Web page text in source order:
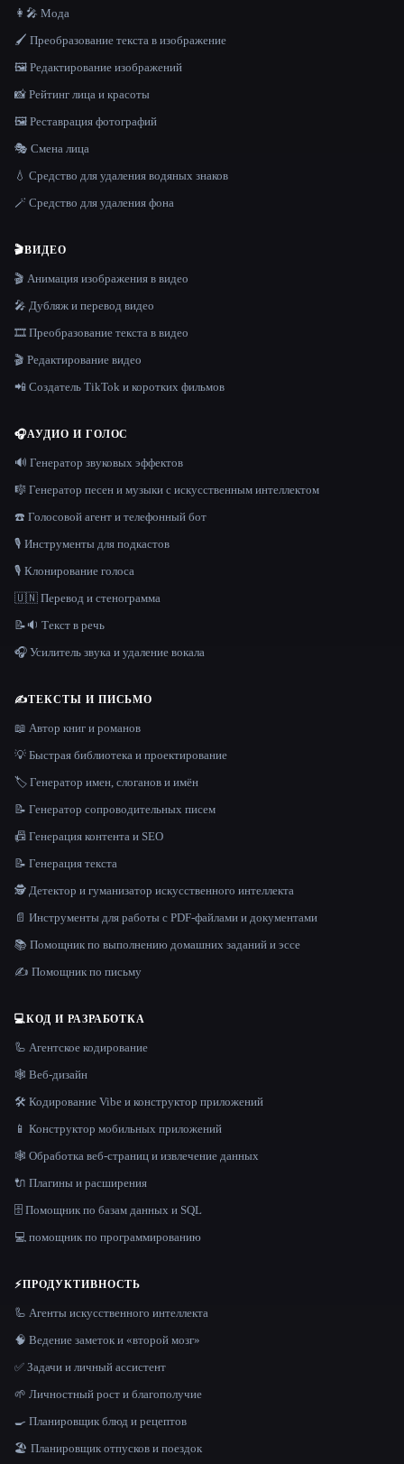
👩‍🎤 Мода
🖌️ Преобразование текста в изображение
🖼️ Редактирование изображений
📸 Рейтинг лица и красоты
🖼️ Реставрация фотографий
🎭 Смена лица
💧 Средство для удаления водяных знаков
🪄 Средство для удаления фона
🎬ВИДЕО
🎬 Анимация изображения в видео
🎤 Дубляж и перевод видео
🎞️ Преобразование текста в видео
🎬 Редактирование видео
📲 Создатель TikTok и коротких фильмов
🎧АУДИО И ГОЛОС
🔊 Генератор звуковых эффектов
🎼 Генератор песен и музыки с искусственным интеллектом
☎️ Голосовой агент и телефонный бот
🎙️ Инструменты для подкастов
🎙️ Клонирование голоса
🇺🇳 Перевод и стенограмма
📝🔉 Текст в речь
🎧 Усилитель звука и удаление вокала
✍️ТЕКСТЫ И ПИСЬМО
📖 Автор книг и романов
💡 Быстрая библиотека и проектирование
🏷️ Генератор имен, слоганов и имён
📝 Генератор сопроводительных писем
📠 Генерация контента и SEO
📝 Генерация текста
🕵️ Детектор и гуманизатор искусственного интеллекта
📄 Инструменты для работы с PDF-файлами и документами
📚 Помощник по выполнению домашних заданий и эссе
✍️ Помощник по письму
💻КОД И РАЗРАБОТКА
🦾 Агентское кодирование
🕸 Веб-дизайн
🛠️ Кодирование Vibe и конструктор приложений
📱 Конструктор мобильных приложений
🕸️ Обработка веб-страниц и извлечение данных
🔌 Плагины и расширения
🗄️ Помощник по базам данных и SQL
💻 помощник по программированию
⚡ПРОДУКТИВНОСТЬ
🦾 Агенты искусственного интеллекта
🧠 Ведение заметок и «второй мозг»
✅ Задачи и личный ассистент
🌱 Личностный рост и благополучие
🍳 Планировщик блюд и рецептов
🏖 Планировщик отпусков и поездок